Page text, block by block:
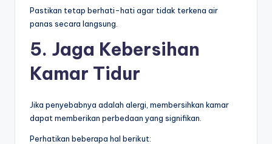
Pastikan tetap berhati-hati agar tidak terkena air
panas secara langsung.
5. Jaga Kebersihan
Kamar Tidur
Jika penyebabnya adalah alergi, membersihkan kamar
dapat memberikan perbedaan yang signifikan.
Perhatikan beberapa hal berikut: